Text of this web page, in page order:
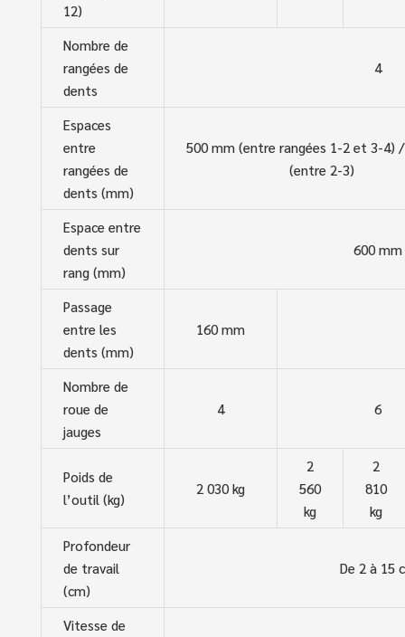
12)
Nombre de
rangées de
dents
4
Espaces
entre
rangées de
dents (mm)
500 mm (entre rangées 1-2 et 3-4)
(entre 2-3)
Espace entre
dents sur
rang (mm)
600 mm
Passage
entre les
dents (mm)
160 mm
Nombre de
roue de
jauges
4 6
Poids de
l’outil (kg)
2 030 kg
2
560
kg
2
810
kg
Profondeur
de travail
(cm)
De 2 à 15
Vitesse de